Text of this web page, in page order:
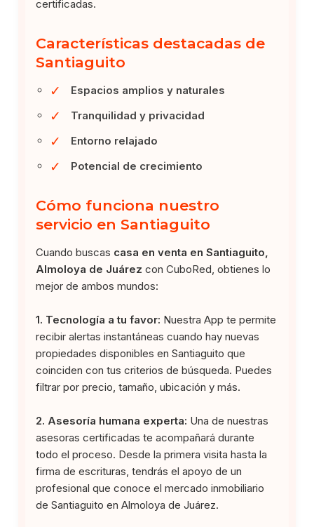
certificadas.
Características destacadas de
Santiaguito
✓ Espacios amplios y naturales
✓ Tranquilidad y privacidad
✓ Entorno relajado
✓ Potencial de crecimiento
Cómo funciona nuestro
servicio en Santiaguito
Cuando buscas casa en venta en Santiaguito,
Almoloya de Juárez con CuboRed, obtienes lo
mejor de ambos mundos:
1. Tecnología a tu favor: Nuestra App te permite
recibir alertas instantáneas cuando hay nuevas
propiedades disponibles en Santiaguito que
coinciden con tus criterios de búsqueda. Puedes
filtrar por precio, tamaño, ubicación y más.
2. Asesoría humana experta: Una de nuestras
asesoras certificadas te acompañará durante
todo el proceso. Desde la primera visita hasta la
firma de escrituras, tendrás el apoyo de un
profesional que conoce el mercado inmobiliario
de Santiaguito en Almoloya de Juárez.